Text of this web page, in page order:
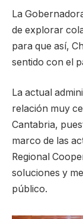
La
de explorar
para que así,
sentido con el
La actual
relación muy
Cantabria,
marco de las
Regional
soluciones y
público.